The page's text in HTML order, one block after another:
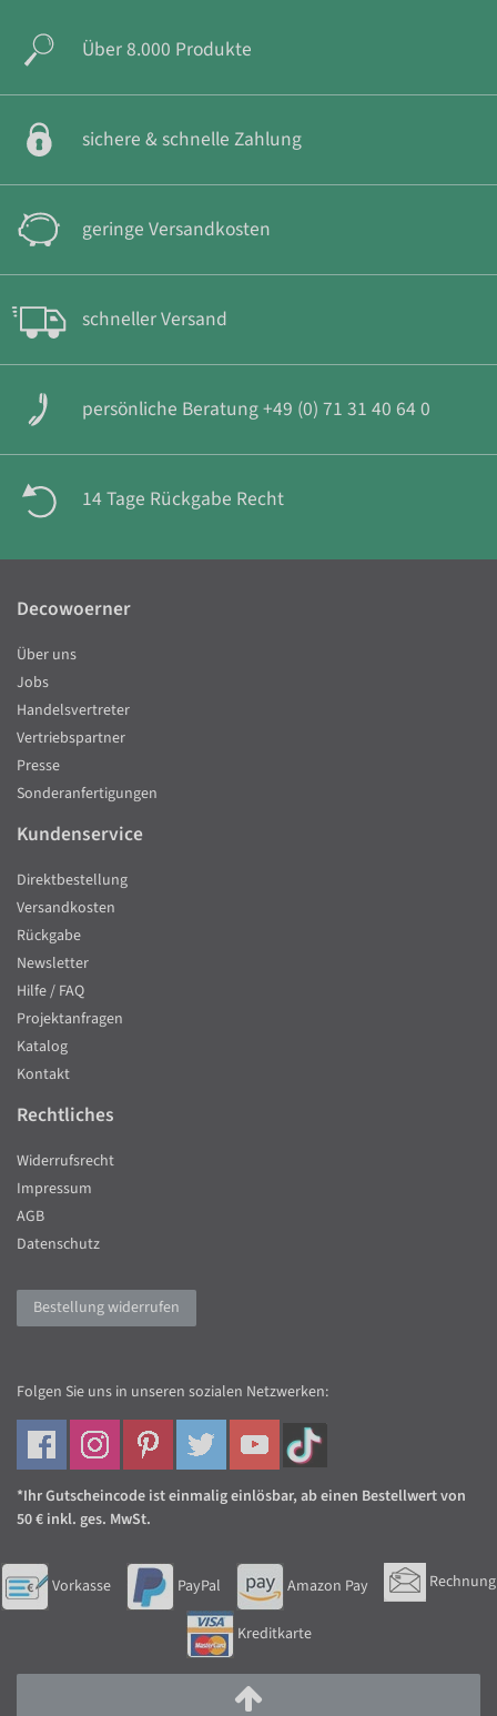
Über 8.000 Produkte
sichere & schnelle Zahlung
geringe Versandkosten
schneller Versand
persönliche Beratung +49 (0) 71 31 40 64 0
14 Tage Rückgabe Recht
Decowoerner
Über uns
Jobs
Handelsvertreter
Vertriebspartner
Presse
Sonderanfertigungen
Kundenservice
Direktbestellung
Versandkosten
Rückgabe
Newsletter
Hilfe / FAQ
Projektanfragen
Katalog
Kontakt
Rechtliches
Widerrufsrecht
Impressum
AGB
Datenschutz
Bestellung widerrufen
Folgen Sie uns in unseren sozialen Netzwerken:
*Ihr Gutscheincode ist einmalig einlösbar, ab einen Bestellwert von
50 € inkl. ges. MwSt.
Vorkasse PayPal Amazon Pay Rechnung
Kreditkarte